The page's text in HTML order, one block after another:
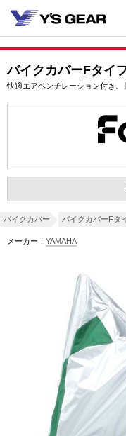
バイクカバーFタイ
快適エアベンチレーション付き。
バイクカバー バイクカバーFタ
メーカー： YAMAHA